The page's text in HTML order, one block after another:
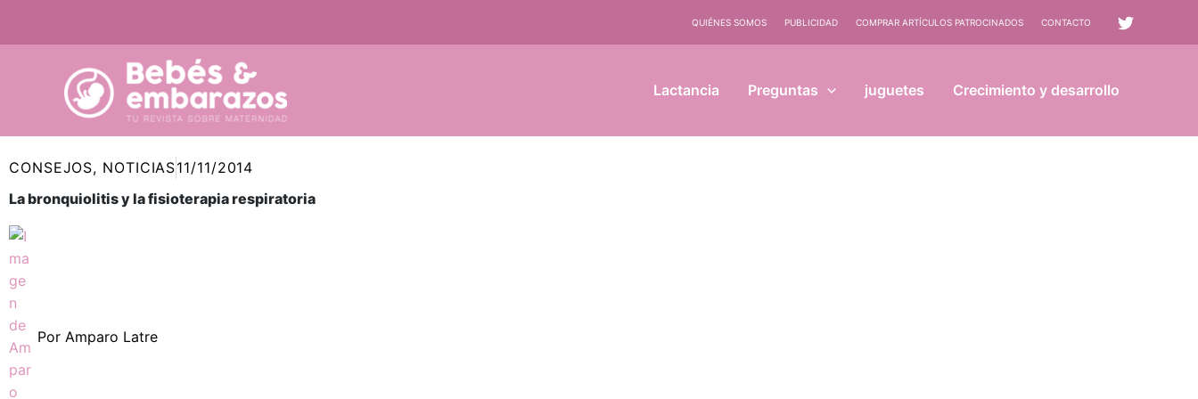
QUIÉNES SOMOS PUBLICIDAD COMPRAR ARTÍCULOS PATROCINADOS CONTACTO
Lactancia Preguntas juguetes Crecimiento y desarrollo
CONSEJOS, NOTICIAS11/11/2014
La bronquiolitis y la fisioterapia respiratoria
Por Amparo Latre